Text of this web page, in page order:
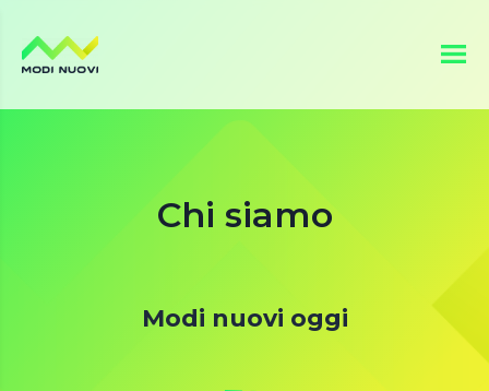
contenuto
Chi siamo
Modi nuovi oggi